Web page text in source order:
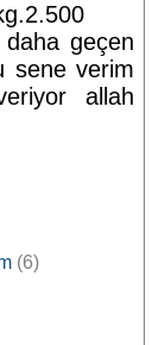
daha geçen
sene verim
allah
(6)